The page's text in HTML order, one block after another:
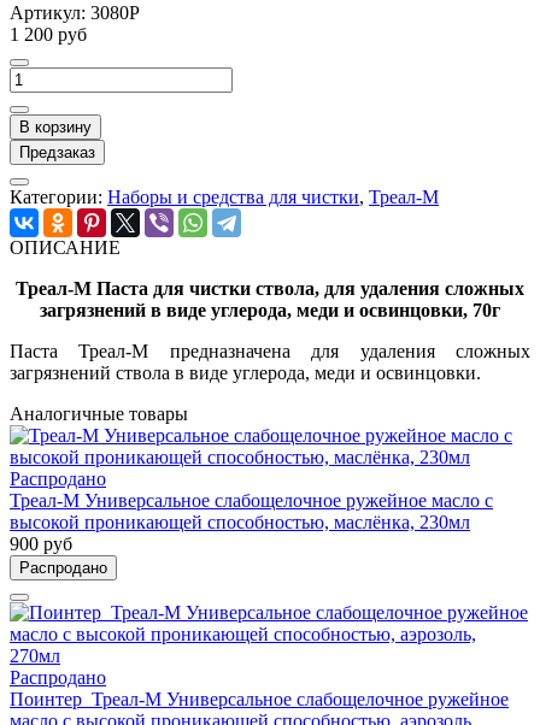
Артикул: 3080P
1 200 руб
В корзину
Предзаказ
Категории: Наборы и средства для чистки, Треал-М
ОПИСАНИЕ
Треал-М Паста для чистки ствола, для удаления сложных
загрязнений в виде углерода, меди и освинцовки, 70г
Паста Треал-М предназначена для удаления сложных
загрязнений ствола в виде углерода, меди и освинцовки.
Аналогичные товары
Распродано
Треал-М Универсальное слабощелочное ружейное масло с
высокой проникающей способностью, маслёнка, 230мл
900 руб
Распродано
Распродано
Поинтер_Треал-М Универсальное слабощелочное ружейное
масло с высокой проникающей способностью, аэрозоль,